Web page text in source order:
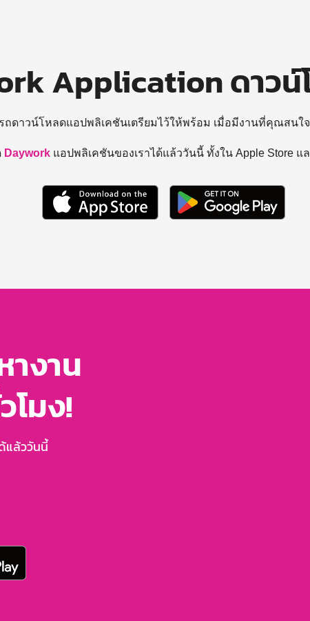
Application ดาว
ถดาวน์โหลดแอปพลิเคชันเตรียมไว้ให้พร้อม เมื่อมีงานที่คุณสนใ
Daywork แอปพลิเคชันของเราได้แล้ววันนี้ ทั้งใน Apple Store แ
งาน
โมง!
แล้ววันนี้